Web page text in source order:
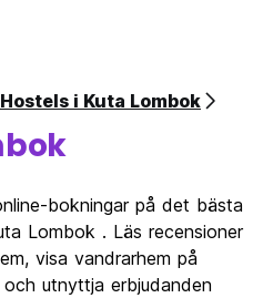
i Kuta Lombok
bokningar på det bästa
Lombok . Läs recensioner
visa vandrarhem på
utnyttja erbjudanden